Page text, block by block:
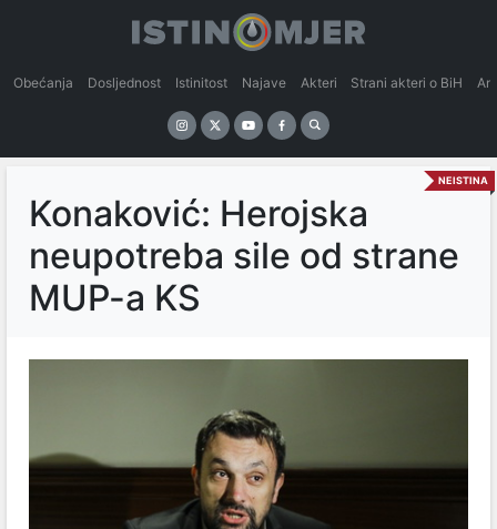
Obećanja Dosljednost Istinitost Najave Akteri Strani akteri o BiH
NEISTINA
Konaković: Herojska
neupotreba sile od strane
MUP-a KS